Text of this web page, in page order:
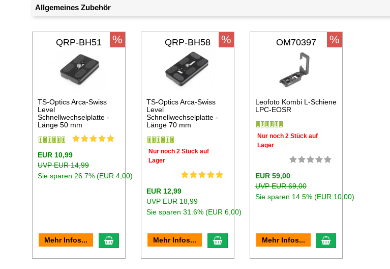
Allgemeines Zubehör
QRP-BH51
TS-Optics Arca-Swiss
Level
Schnellwechselplatte -
Länge 50 mm
EUR 10,99
UVP EUR 14,99
Sie sparen 26.7% (EUR 4,00)
Mehr Infos... In den Warenkorb
% QRP-BH58
TS-Optics Arca-Swiss
Level
Schnellwechselplatte -
Länge 70 mm
Nur noch 2 Stück auf
Lager
EUR 12,99
UVP EUR 18,99
Sie sparen 31.6% (EUR 6,00)
Mehr Infos... In den Warenkorb
% OM70397
Leofoto Kombi L-Schiene
LPC-EOSR
Nur noch 2 Stück auf
Lager
EUR 59,00
UVP EUR 69,00
Sie sparen 14.5% (EUR 10,00)
Mehr Infos... In den Warenkorb
%